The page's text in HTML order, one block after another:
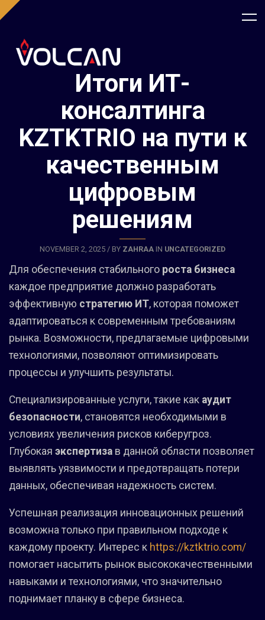
Итоги ИТ-
консалтинга
KZTKTRIO на пути к
качественным
цифровым
решениям
NOVEMBER 2, 2025 / BY ZAHRAA IN UNCATEGORIZED
Для обеспечения стабильного роста бизнеса
каждое предприятие должно разработать
эффективную стратегию ИТ, которая поможет
адаптироваться к современным требованиям
рынка. Возможности, предлагаемые цифровыми
технологиями, позволяют оптимизировать
процессы и улучшить результаты.
Специализированные услуги, такие как аудит
безопасности, становятся необходимыми в
условиях увеличения рисков киберугроз.
Глубокая экспертиза в данной области позволяет
выявлять уязвимости и предотвращать потери
данных, обеспечивая надежность систем.
Успешная реализация инновационных решений
возможна только при правильном подходе к
каждому проекту. Интерес к https://kztktrio.com/
помогает насытить рынок высококачественными
навыками и технологиями, что значительно
поднимает планку в сфере бизнеса.